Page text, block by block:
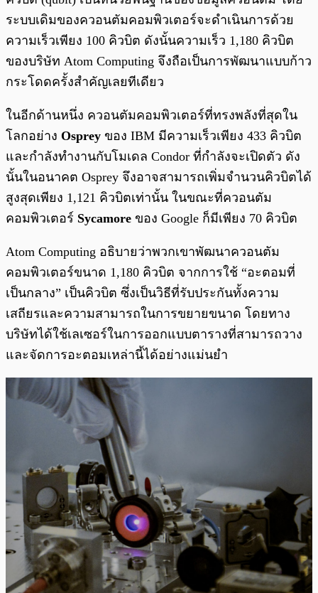
ระบบเดิมของควอนตัมคอมพิวเตอร์จะดำเนินการด้วย
ความเร็วเพียง 100 คิวบิต ดังนั้นความเร็ว 1,180 คิวบิต
ของบริษัท Atom Computing จึงถือเป็นการพัฒนาแบบก้าว
กระโดดครั้งสำคัญเลยทีเดียว
ในอีกด้านหนึ่ง ควอนตัมคอมพิวเตอร์ที่ทรงพลังที่สุดใน
โลกอย่าง Osprey ของ IBM มีความเร็วเพียง 433 คิวบิต
และกำลังทำงานกับโมเดล Condor ที่กำลังจะเปิดตัว ดัง
นั้นในอนาคต Osprey จึงอาจสามารถเพิ่มจำนวนคิวบิตได้
สูงสุดเพียง 1,121 คิวบิตเท่านั้น ในขณะที่ควอนตัม
คอมพิวเตอร์ Sycamore ของ Google ก็มีเพียง 70 คิวบิต
Atom Computing อธิบายว่าพวกเขาพัฒนาควอนตัม
คอมพิวเตอร์ขนาด 1,180 คิวบิต จากการใช้ “อะตอมที่
เป็นกลาง” เป็นคิวบิต ซึ่งเป็นวิธีที่รับประกันทั้งความ
เสถียรและความสามารถในการขยายขนาด โดยทาง
บริษัทได้ใช้เลเซอร์ในการออกแบบตารางที่สามารถวาง
และจัดการอะตอมเหล่านี้ได้อย่างแม่นยำ